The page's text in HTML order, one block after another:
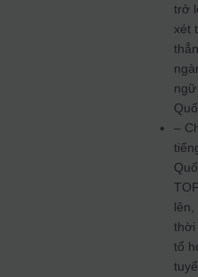
trở
xét
–
lên,
thời
tổ